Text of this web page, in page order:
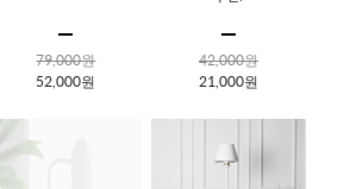
79,000원
52,000원
42,000원
21,000원